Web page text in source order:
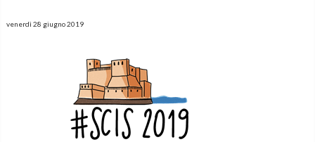
venerdì 28 giugno 2019